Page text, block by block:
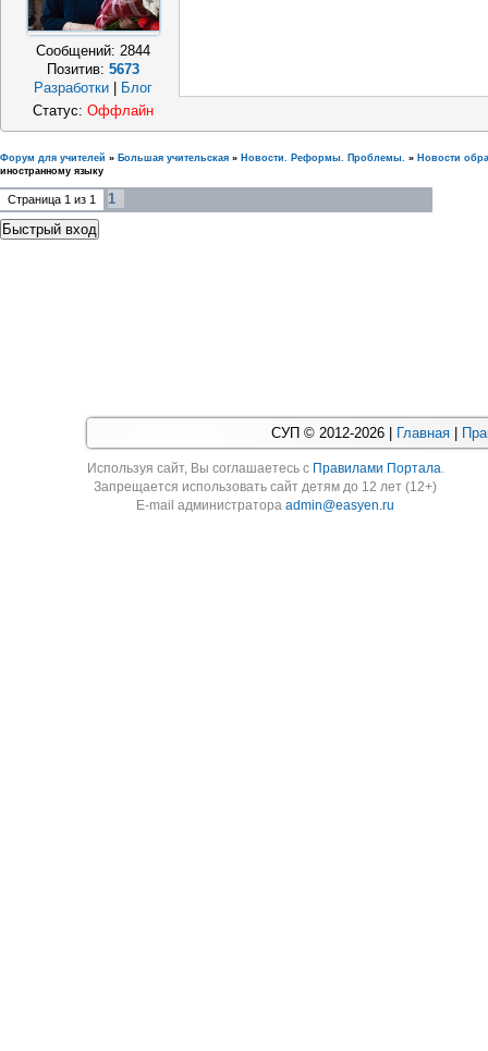
Сообщений: 2844
Позитив: 5673
Разработки
Блог
Статус: Оффлайн
Форум для учителей » Большая учительская » Новости. Реформы. Проблемы. » Новости
иностранному языку
Страница 1 из 1 1
СУП © 2012-2026 | Главная
Используя cайт, Вы соглашаетесь с Правилами Портала.
Запрещается использовать сайт детям до 12 лет (12+)
E-mail администратораadmin@easyen.ru